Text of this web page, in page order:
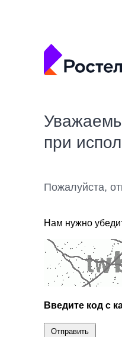
при
Пожалуйста,
Нам нужно
Введите код с
Отправить